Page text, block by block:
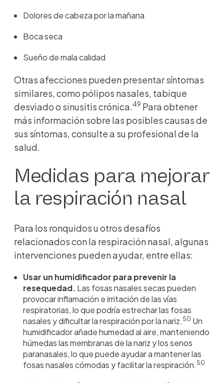
Dolores de cabeza por la mañana
Boca seca
Sueño de mala calidad
Otras afecciones pueden presentar síntomas
similares, como pólipos nasales, tabique
desviado o sinusitis crónica. 49 Para obtener
más información sobre las posibles causas de
sus síntomas, consulte a su profesional de la
salud.
Medidas para mejorar
la respiración nasal
Para los ronquidos u otros desafíos
relacionados con la respiración nasal, algunas
intervenciones pueden ayudar, entre ellas:
Usar un humidificador para prevenir la
resequedad. Las fosas nasales secas pueden
provocar inflamación e irritación de las vías
respiratorias, lo que podría estrechar las fosas
nasales y dificultar la respiración por la nariz. 50 Un
humidificador añade humedad al aire, manteniendo
húmedas las membranas de la nariz y los senos
paranasales, lo que puede ayudar a mantener las
fosas nasales cómodas y facilitar la respiración. 50